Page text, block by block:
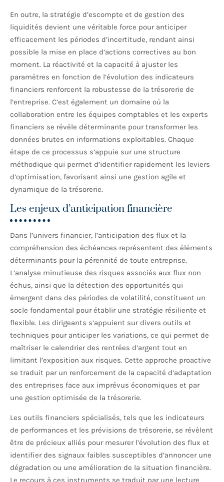
En outre, la stratégie d’escompte et de gestion des
liquidités devient une véritable force pour anticiper
efficacement les périodes d’incertitude, rendant ainsi
possible la mise en place d’actions correctives au bon
moment. La réactivité et la capacité à ajuster les
paramètres en fonction de l’évolution des indicateurs
financiers renforcent la robustesse de la trésorerie de
l’entreprise. C’est également un domaine où la
collaboration entre les équipes comptables et les experts
financiers se révèle déterminante pour transformer les
données brutes en informations exploitables. Chaque
étape de ce processus s’appuie sur une structure
méthodique qui permet d’identifier rapidement les leviers
d’optimisation, favorisant ainsi une gestion agile et
dynamique de la trésorerie.
Les enjeux d’anticipation financière
Dans l’univers financier, l’anticipation des flux et la
compréhension des échéances représentent des éléments
déterminants pour la pérennité de toute entreprise.
L’analyse minutieuse des risques associés aux flux non
échus, ainsi que la détection des opportunités qui
émergent dans des périodes de volatilité, constituent un
socle fondamental pour établir une stratégie résiliente et
flexible. Les dirigeants s’appuient sur divers outils et
techniques pour anticiper les variations, ce qui permet de
maîtriser le calendrier des rentrées d’argent tout en
limitant l’exposition aux risques. Cette approche proactive
se traduit par un renforcement de la capacité d’adaptation
des entreprises face aux imprévus économiques et par
une gestion optimisée de la trésorerie.
Les outils financiers spécialisés, tels que les indicateurs
de performances et les prévisions de trésorerie, se révèlent
être de précieux alliés pour mesurer l’évolution des flux et
identifier des signaux faibles susceptibles d’annoncer une
dégradation ou une amélioration de la situation financière.
Le recours à ces instruments se traduit par une lecture